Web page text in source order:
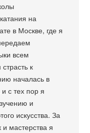
на
в Москве, где я
всем
к
началась в
с тех пор я
и
искусства. За
и мастерства я